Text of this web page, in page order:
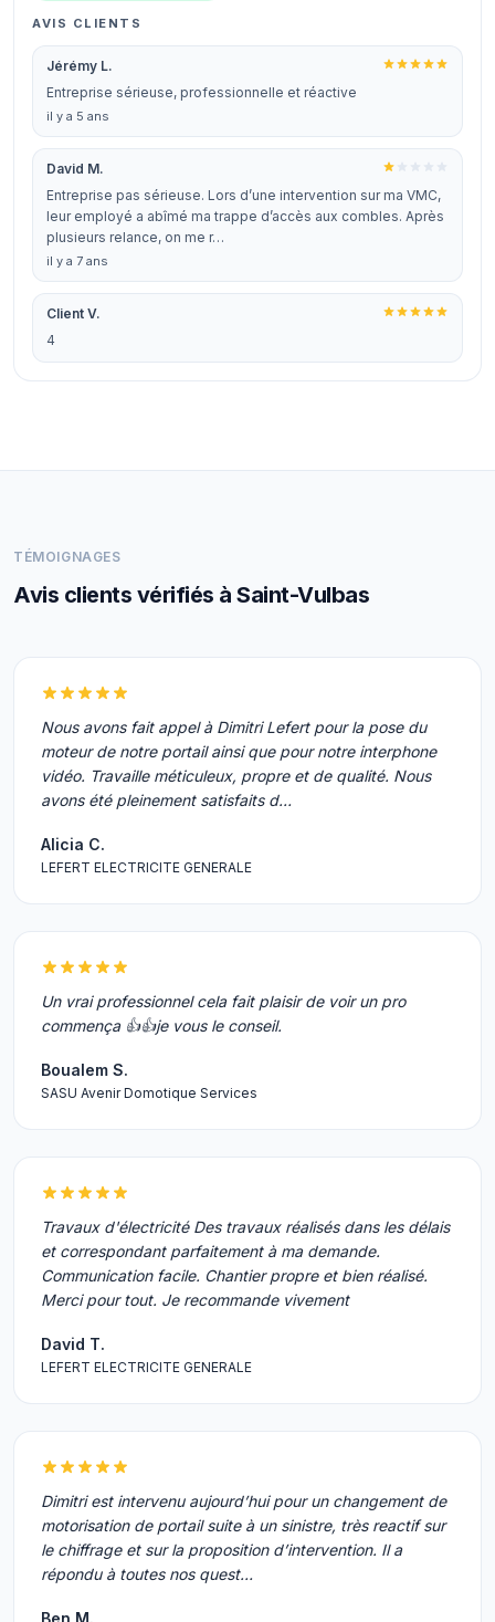
AVIS CLIENTS
Jérémy L.
Entreprise sérieuse, professionnelle et réactive
il y a 5 ans
David M.
Entreprise pas sérieuse. Lors d’une intervention sur ma VMC,
leur employé a abîmé ma trappe d’accès aux combles. Après
plusieurs relance, on me r…
il y a 7 ans
Client V.
4
TÉMOIGNAGES
Avis clients vérifiés à Saint-Vulbas
Nous avons fait appel à Dimitri Lefert pour la pose du
moteur de notre portail ainsi que pour notre interphone
vidéo. Travaille méticuleux, propre et de qualité. Nous
avons été pleinement satisfaits d…
Alicia C.
LEFERT ELECTRICITE GENERALE
Un vrai professionnel cela fait plaisir de voir un pro
commença 👍👍je vous le conseil.
Boualem S.
SASU Avenir Domotique Services
Travaux d'électricité Des travaux réalisés dans les délais
et correspondant parfaitement à ma demande.
Communication facile. Chantier propre et bien réalisé.
Merci pour tout. Je recommande vivement
David T.
LEFERT ELECTRICITE GENERALE
Dimitri est intervenu aujourd’hui pour un changement de
motorisation de portail suite à un sinistre, très reactif sur
le chiffrage et sur la proposition d’intervention. Il a
répondu à toutes nos quest…
Ben M.